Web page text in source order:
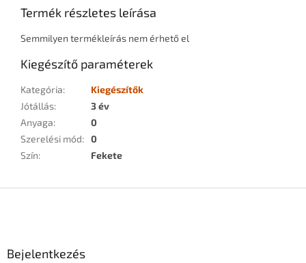
Termék részletes leírása
Semmilyen termékleírás nem érhető el
Kiegészítő paraméterek
Kategória:
Kiegészítők
Jótállás:
3 év
Anyaga:
0
Szerelési mód: 0
Szín: Fekete
Bejelentkezés